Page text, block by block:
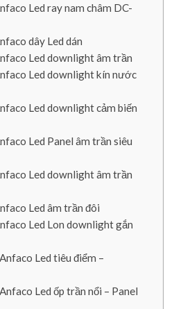
Led ray nam châm DC-
dây Led dán
Led downlight âm trần
Led downlight kín nước
Led downlight cảm biến
Led Panel âm trần siêu
Led downlight âm trần
Led âm trần đôi
Led Lon downlight gắn
Led tiêu điểm –
Led ốp trần nổi – Panel